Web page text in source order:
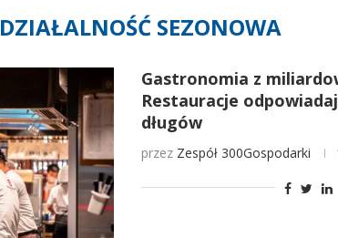
DZIAŁALNOŚĆ SEZONOWA
Gastronomia z
Restauracje
długów
przez Zespół 300Gospodarki